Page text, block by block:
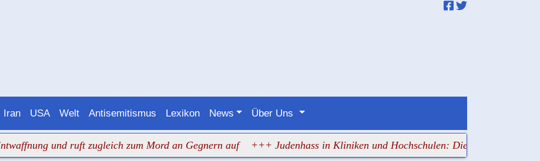
Iran USA Welt Antisemitismus Lexikon News Über Uns
und ruft zugleich zum Mord an Gegnern auf +++ Judenhass in Kliniken und Hochschulen: Die Verantwortlichen